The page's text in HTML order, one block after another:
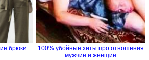
брюки
100% убойные хиты про отношения
мужчин и женщин